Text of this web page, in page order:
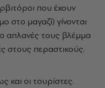
που έχουν
στο μαγαζί) γίνονται
απλανές τους βλέμμα
στους περαστικούς.
και οι τουρίστες.